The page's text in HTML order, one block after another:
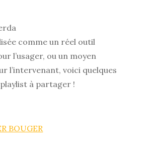
comme un réel outil
l’usager, ou un moyen
l’intervenant, voici quelques
à partager !
BOUGER